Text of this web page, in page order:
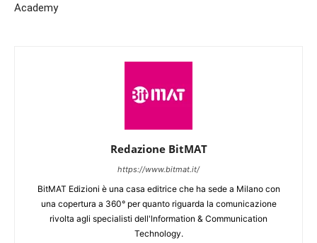
Academy
Redazione BitMAT
https://www.bitmat.it/
BitMAT Edizioni è una casa editrice che ha sede a Milano con
una copertura a 360° per quanto riguarda la comunicazione
rivolta agli specialisti dell'lnformation & Communication
Technology.